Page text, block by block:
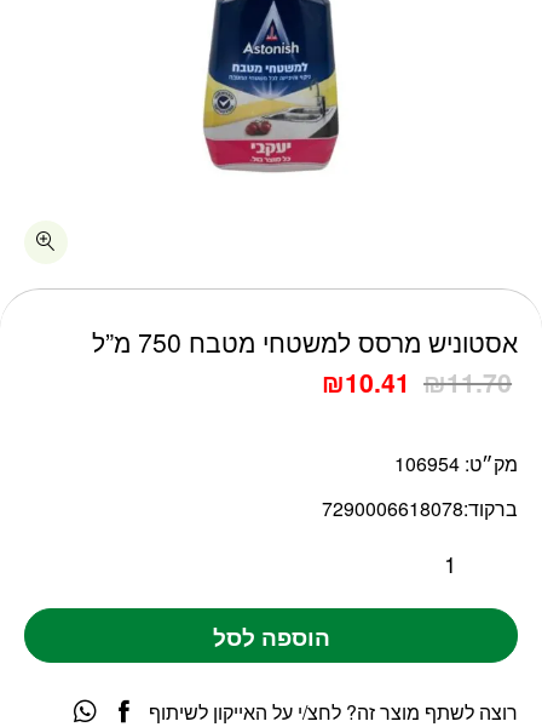
אסטוניש מרסס למשטחי מטבח 750 מ”ל
₪11.70
₪10.41
מק״ט: 106954
ברקוד:7290006618078
כמות אסטוניש מרסס למשטחי מטבח 750 מ"ל
הוספה לסל
רוצה לשתף מוצר זה? לחצ/י על האייקון לשיתוף